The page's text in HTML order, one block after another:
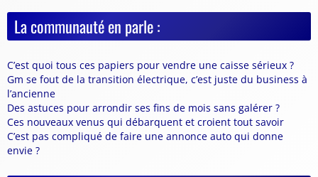
La communauté en parle :
C’est quoi tous ces papiers pour vendre une caisse sérieux ?
Gm se fout de la transition électrique, c’est juste du business à
l’ancienne
Des astuces pour arrondir ses fins de mois sans galérer ?
Ces nouveaux venus qui débarquent et croient tout savoir
C’est pas compliqué de faire une annonce auto qui donne
envie ?